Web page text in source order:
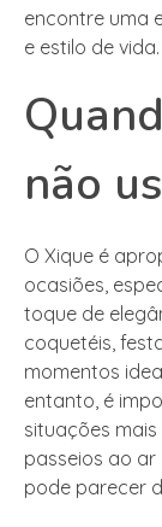
encontre uma
e estilo de vida.
não
O Xique é
ocasiões,
toque de
coquetéis,
momentos
entanto, é
situações
passeios ao ar
pode parecer